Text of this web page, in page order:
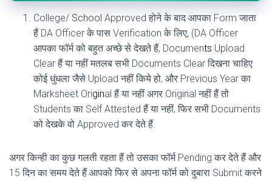
College/ School Approved होने के बाद आपका Form जाता
हैं DA Officer के पास Verification के लिए, (DA Officer
आपका फॉर्म को बहुत अच्छे से देखते हैं, Documents Upload
Clear हैं या नहीं मतलब सभी Documents Clear दिखना चाहिए
कोई धुंधला जैसे Upload नहीं किये हो, और Previous Year का
Marksheet Original हैं या नहीं अगर Original नहीं हैं तो
Students का Self Attested हैं या नहीं, फिर सभी Documents
को देखके वो Approved कर देते हैं.
अगर किन्ही का कुछ गलती रहता हैं तो उसका फॉर्म Pending कर देते हैं और
15 दिन का समय देते हैं आपको फिर से अपना फॉर्म को दुबारा Submit करने